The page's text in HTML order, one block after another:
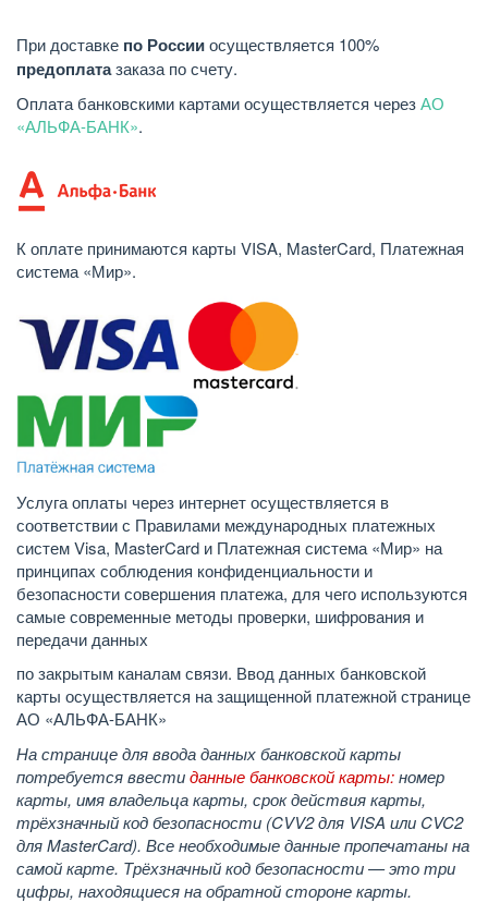
При доставке по Россииосуществляется 100%
предоплатазаказа по счету.
Оплата банковскими картами осуществляется черезАО
«АЛЬФА-БАНК».
К оплате принимаются карты VISA, MasterCard, Платежная
система «Мир».
Услуга оплаты через интернет осуществляется в
соответствии с Правилами международных платежных
систем Visa, MasterCard и Платежная система «Мир» на
принципах соблюдения конфиденциальности и
безопасности совершения платежа, для чего используются
самые современные методы проверки, шифрования и
передачи данных
по закрытым каналам связи. Ввод данных банковской
карты осуществляется на защищенной платежной странице
АО «АЛЬФА-БАНК»
На странице для ввода данных банковской карты
потребуется ввестиданные банковской карты:номер
карты, имя владельца карты, срок действия карты,
трёхзначный код безопасности (CVV2 для VISA или CVC2
для MasterCard). Все необходимые данные пропечатаны на
самой карте. Трёхзначный код безопасности — это три
цифры, находящиеся на обратной стороне карты.